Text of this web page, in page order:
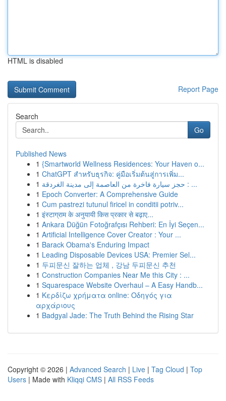
HTML is disabled
Report Page
Search
Go
Published News
1 {Smartworld Wellness Residences: Your Haven o...
1 ChatGPT สำหรับธุรกิจ: คู่มือเริ่มต้นสู่การเพิ่ม...
1
حجز سيارة فاخرة من العاصمة إلى مدينة الغردقة : ...
1 Epoch Converter: A Comprehensive Guide
1 Cum pastrezi tutunul firicel in conditii potriv...
1 इंस्टाग्राम के अनुयायी किस प्रकार से बढ़ाए...
1 Ankara Düğün Fotoğrafçısı Rehberi: En İyi Seçen...
1 Artificial Intelligence Cover Creator : Your ...
1 Barack Obama's Enduring Impact
1 Leading Disposable Devices USA: Premier Sel...
1 두피문신 잘하는 업체 , 강남 두피문신 추천
1 Construction Companies Near Me this City : ...
1 Squarespace Website Overhaul – A Easy Handb...
1 Κερδίζω χρήματα online: Οδηγός για
αρχάριους
1 Badgyal Jade: The Truth Behind the Rising Star
Copyright © 2026 | Advanced Search | Live | Tag Cloud | Top
Users | Made with Kliqqi CMS | All RSS Feeds